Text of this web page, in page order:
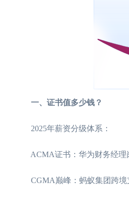
一、证书值多少钱？
2025年薪资分级体系：
ACMA证书：华为财务经理
CGMA巅峰：蚂蚁集团跨境